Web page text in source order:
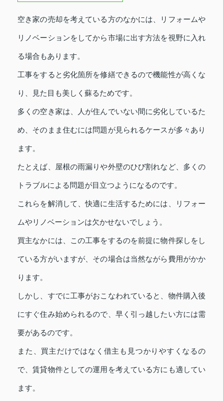
空き家の売却を考えている方のなかには、リフォームや
リノベーションをしてから市場に出す方法を視野に入れ
る場合もあります。
工事をすると劣化箇所を修繕できるので機能性が高くな
り、見た目も美しく蘇るためです。
多くの空き家は、人が住んでいない間に劣化しているた
め、そのまま住むには問題が見られるケースが多々あり
ます。
たとえば、屋根の雨漏りや外壁のひび割れなど、多くの
トラブルによる問題が目立つようになるのです。
これらを解消して、快適に生活するためには、リフォー
ムやリノベーションは欠かせないでしょう。
買主なかには、この工事をするのを前提に物件探しをし
ている方がいますが、その場合は当然ながら費用がかか
ります。
しかし、すでに工事がおこなわれていると、物件購入後
にすぐ住み始められるので、早く引っ越したい方には需
要があるのです。
また、買主だけではなく借主も見つかりやすくなるの
で、賃貸物件としての運用を考えている方にも適してい
ます。